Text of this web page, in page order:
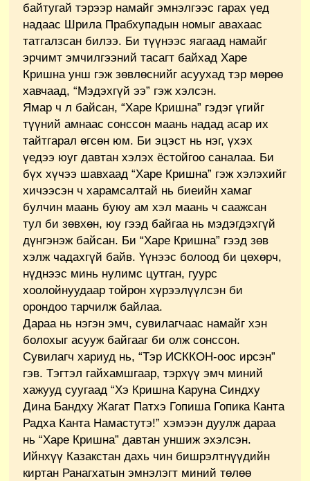
байтугай тэрээр намайг эмнэлгээс гарах үед
надаас Шрила Прабхупадын номыг авахаас
татгалзсан билээ. Би түүнээс яагаад намайг
эрчимт эмчилгээний тасагт байхад Харе
Кришна унш гэж зөвлөснийг асуухад тэр мөрөө
хавчаад, “Мэдэхгүй ээ” гэж хэлсэн.
Ямар ч л байсан, “Харе Кришна” гэдэг үгийг
түүний амнаас сонссон маань надад асар их
тайтгарал өгсөн юм. Би эцэст нь нэг, үхэх
үедээ юуг давтан хэлэх ёстойгоо саналаа. Би
бүх хүчээ шавхаад “Харе Кришна” гэж хэлэхийг
хичээсэн ч харамсалтай нь биеийн хамаг
булчин маань буюу ам хэл маань ч саажсан
тул би зөвхөн, юу гээд байгаа нь мэдэгдэхгүй
дүнгэнэж байсан. Би “Харе Кришна” гээд зөв
хэлж чадахгүй байв. Үүнээс болоод би цөхөрч,
нүднээс минь нулимс цутган, гуурс
хоолойнуудаар тойрон хүрээлүүлсэн би
орондоо тарчилж байлаа.
Дараа нь нэгэн эмч, сувилагчаас намайг хэн
болохыг асууж байгааг би олж сонссон.
Сувилагч хариуд нь, “Тэр ИСККОН-оос ирсэн”
гэв. Тэгтэл гайхамшгаар, тэрхүү эмч миний
хажууд суугаад “Хэ Кришна Каруна Синдху
Дина Бандху Жагат Патхэ Гопиша Гопика Канта
Радха Канта Намастутэ!” хэмээн дуулж дараа
нь “Харе Кришна” давтан уншиж эхэлсэн.
Ийнхүү Казакстан дахь чин бишрэлтнүүдийн
киртан Ранагхатын эмнэлэгт миний төлөө